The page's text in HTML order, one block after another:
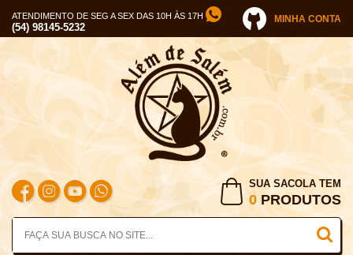
ATENDIMENTO DE SEG A SEX DAS 10H ÀS 17H
(54) 98145-5232
MINHA CONTA
SUA SACOLA TEM
0 PRODUTOS